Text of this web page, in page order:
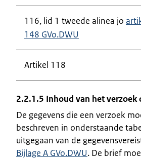
116, lid 1 tweede alinea jo
148 GVo.DWU
Artikel 118
2.2.1.5 Inhoud van het
De gegevens die een verzoek
beschreven in onderstaande
uitgegaan van de
Bijlage A GVo.DWU. De brief